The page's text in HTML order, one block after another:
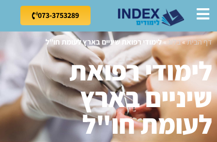
073-3753289
דף הבית»בלוג» לימודי רפואת שיניים בארץ לעומת חו"ל
לימודי רפואת
שיניים בארץ
לעומת חו"ל